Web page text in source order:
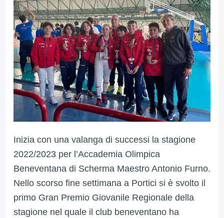
Inizia con una valanga di successi la stagione
2022/2023 per l’Accademia Olimpica
Beneventana di Scherma Maestro Antonio Furno.
Nello scorso fine settimana a Portici si è svolto il
primo Gran Premio Giovanile Regionale della
stagione nel quale il club beneventano ha